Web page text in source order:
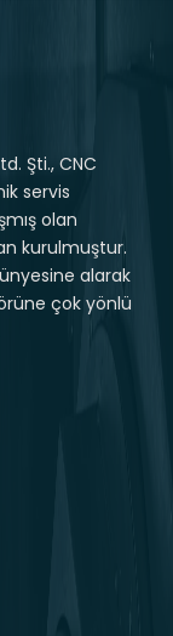
Şti., CNC
servis
olan
kurulmuştur.
alarak
çok yönlü